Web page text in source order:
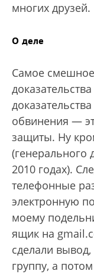
многих
О деле
Самое
обвинения —
защиты. Ну
(генерального
2010 годах).
телефонные
электронную
моему
ящик на
сделали
группу, а